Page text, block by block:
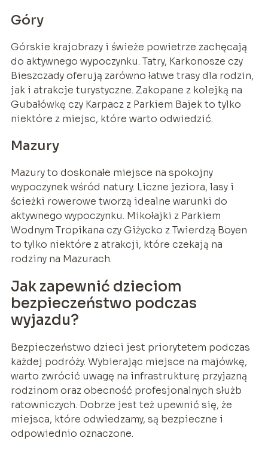
Góry
Górskie krajobrazy i świeże powietrze zachęcają
do aktywnego wypoczynku. Tatry, Karkonosze czy
Bieszczady oferują zarówno łatwe trasy dla rodzin,
jak i atrakcje turystyczne. Zakopane z kolejką na
Gubałówkę czy Karpacz z Parkiem Bajek to tylko
niektóre z miejsc, które warto odwiedzić.
Mazury
Mazury to doskonałe miejsce na spokojny
wypoczynek wśród natury. Liczne jeziora, lasy i
ścieżki rowerowe tworzą idealne warunki do
aktywnego wypoczynku. Mikołajki z Parkiem
Wodnym Tropikana czy Giżycko z Twierdzą Boyen
to tylko niektóre z atrakcji, które czekają na
rodziny na Mazurach.
Jak zapewnić dzieciom
bezpieczeństwo podczas
wyjazdu?
Bezpieczeństwo dzieci jest priorytetem podczas
każdej podróży. Wybierając miejsce na majówkę,
warto zwrócić uwagę na infrastrukturę przyjazną
rodzinom oraz obecność profesjonalnych służb
ratowniczych. Dobrze jest też upewnić się, że
miejsca, które odwiedzamy, są bezpieczne i
odpowiednio oznaczone.